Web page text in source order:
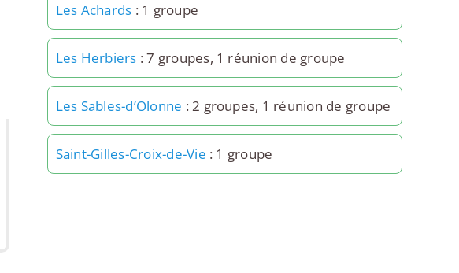
Les Achards : 1 groupe
Les Herbiers : 7 groupes, 1 réunion de groupe
Les Sables-d’Olonne : 2 groupes, 1 réunion de groupe
Saint-Gilles-Croix-de-Vie : 1 groupe